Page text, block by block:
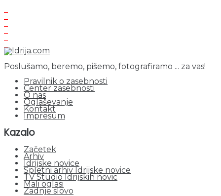
Poslušamo, beremo, pišemo, fotografiramo ... za vas!
Pravilnik o zasebnosti
Center zasebnosti
O nas
Oglaševanje
Kontakt
Impresum
Kazalo
Začetek
Arhiv
Idrijske novice
Spletni arhiv Idrijske novice
TV Studio Idrijskih novic
Mali oglasi
Zadnje slovo